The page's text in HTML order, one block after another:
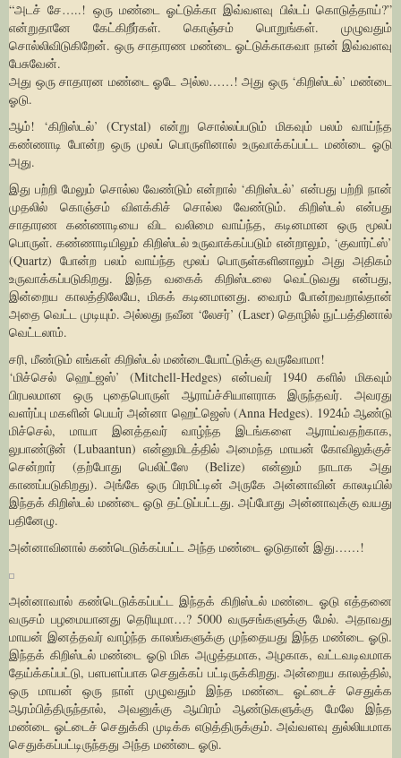
“அடச் சே…..! ஒரு மண்டை ஓட்டுக்கா இவ்வளவு பில்டப் கொடுத்தாய்?”
என்றுதானே கேட்கிறீர்கள். கொஞ்சம் பொறுங்கள். முழுவதும்
சொல்லிவிடுகிறேன். ஒரு சாதாரண மண்டை ஓட்டுக்காகவா நான் இவ்வளவு
பேசுவேன்.
அது ஒரு சாதாரன மண்டை ஓடே அல்ல……! அது ஒரு ‘கிறிஸ்டல்’ மண்டை
ஓடு.
ஆம்! ‘கிறிஸ்டல்’ (Crystal) என்று சொல்லப்படும் மிகவும் பலம் வாய்ந்த
கண்ணாடி போன்ற ஒரு முலப் பொருளினால் உருவாக்கப்பட்ட மண்டை ஓடு
அது.
இது பற்றி மேலும் சொல்ல வேண்டும் என்றால் ‘கிறிஸ்டல்’ என்பது பற்றி நான்
முதலில் கொஞ்சம் விளக்கிச் சொல்ல வேண்டும். கிறிஸ்டல் என்பது
சாதாரண கண்ணாடியை விட வலிமை வாய்ந்த, கடினமான ஒரு மூலப்
பொருள். கண்ணாடியிலும் கிறிஸ்டல் உருவாக்கப்படும் என்றாலும், ‘குவார்ட்ஸ்’
(Quartz) போன்ற பலம் வாய்ந்த மூலப் பொருள்களினாலும் அது அதிகம்
உருவாக்கப்படுகிறது. இந்த வகைக் கிறிஸ்டலை வெட்டுவது என்பது,
இன்றைய காலத்திலேயே, மிகக் கடினமானது. வைரம் போன்றவறால்தான்
அதை வெட்ட முடியும். அல்லது நவீன ‘லேசர்’ (Laser) தொழில் நுட்பத்தினால்
வெட்டலாம்.
சரி, மீண்டும் எங்கள் கிறிஸ்டல் மண்டையோட்டுக்கு வருவோமா!
‘மிச்செல் ஹெட்ஜஸ்’ (Mitchell-Hedges) என்பவர் 1940 களில் மிகவும்
பிரபலமான ஒரு புதைபொருள் ஆராய்ச்சியாளராக இருந்தவர். அவரது
வளர்ப்பு மகளின் பெயர் அன்னா ஹெட்ஜெஸ் (Anna Hedges). 1924ம் ஆண்டு
மிச்செல், மாயா இனத்தவர் வாழ்ந்த இடங்களை ஆராய்வதற்காக,
லுபாண்டூன் (Lubaantun) என்னுமிடத்தில் அமைந்த மாயன் கோவிலுக்குச்
சென்றார் (தற்போது பெலிட்ஸே (Belize) என்னும் நாடாக அது
காணப்படுகிறது). அங்கே ஒரு பிரமிட்டின் அருகே அன்னாவின் காலடியில்
இந்தக் கிறிஸ்டல் மண்டை ஓடு தட்டுப்பட்டது. அப்போது அன்னாவுக்கு வயது
பதினேழு.
அன்னாவினால் கண்டெடுக்கப்பட்ட அந்த மண்டை ஓடுதான் இது……!
அன்னாவால் கண்டெடுக்கப்பட்ட இந்தக் கிறிஸ்டல் மண்டை ஓடு எத்தனை
வருசம் பழமையானது தெரியுமா…? 5000 வருசங்களுக்கு மேல். அதாவது
மாயன் இனத்தவர் வாழ்ந்த காலங்களுக்கு முந்தையது இந்த மண்டை ஓடு.
இந்தக் கிறிஸ்டல் மண்டை ஓடு மிக அழுத்தமாக, அழகாக, வட்டவடிவமாக
தேய்க்கப்பட்டு, பளபளப்பாக செதுக்கப் பட்டிருக்கிறது. அன்றைய காலத்தில்,
ஒரு மாயன் ஒரு நாள் முழுவதும் இந்த மண்டை ஓட்டைச் செதுக்க
ஆரம்பித்திருந்தால், அவனுக்கு ஆயிரம் ஆண்டுகளுக்கு மேலே இந்த
மண்டை ஓட்டைச் செதுக்கி முடிக்க எடுத்திருக்கும். அவ்வளவு துல்லியமாக
செதுக்கப்பட்டிருந்தது அந்த மண்டை ஓடு.